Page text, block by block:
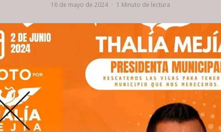
16 de mayo de 2024 · 1 Minuto de lectura